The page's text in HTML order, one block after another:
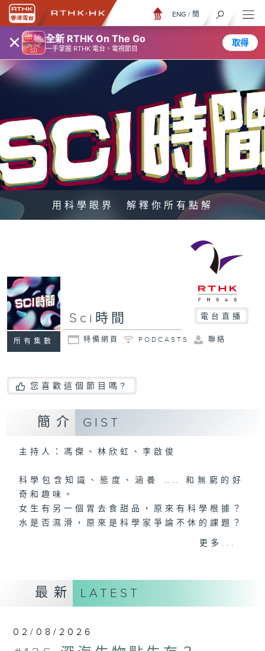
× 全新 RTHK On The Go
一手掌握 RTHK 電台、電視節目
取得
ENG / 簡
用科學眼界 解釋你所有點解
所有集數
Sci時間 電台直播
特備網頁 PODCASTS 聯絡
您喜歡這個節目嗎?
簡介 GIST
主持人：馮傑、林欣虹、李啟俊
科學包含知識、態度、涵養 …… 和無窮的好
奇和趣味。
女生有另一個胃去食甜品，原來有科學根據？
水是否濕滑，原來是科學家爭論不休的課題？
有沒有想過你家中毛孩，原來是一隻天才犬？
從每道微小，認識闡述世界的科學定理；從生
活日常，找到蘊藏著的宇宙規律。用科學眼光
看生活，生活更廣；用科學眼光看世界，世界
學家故事、延伸到STEAM學習；又會從流行
更多...
最新 LATEST
02/08/2026